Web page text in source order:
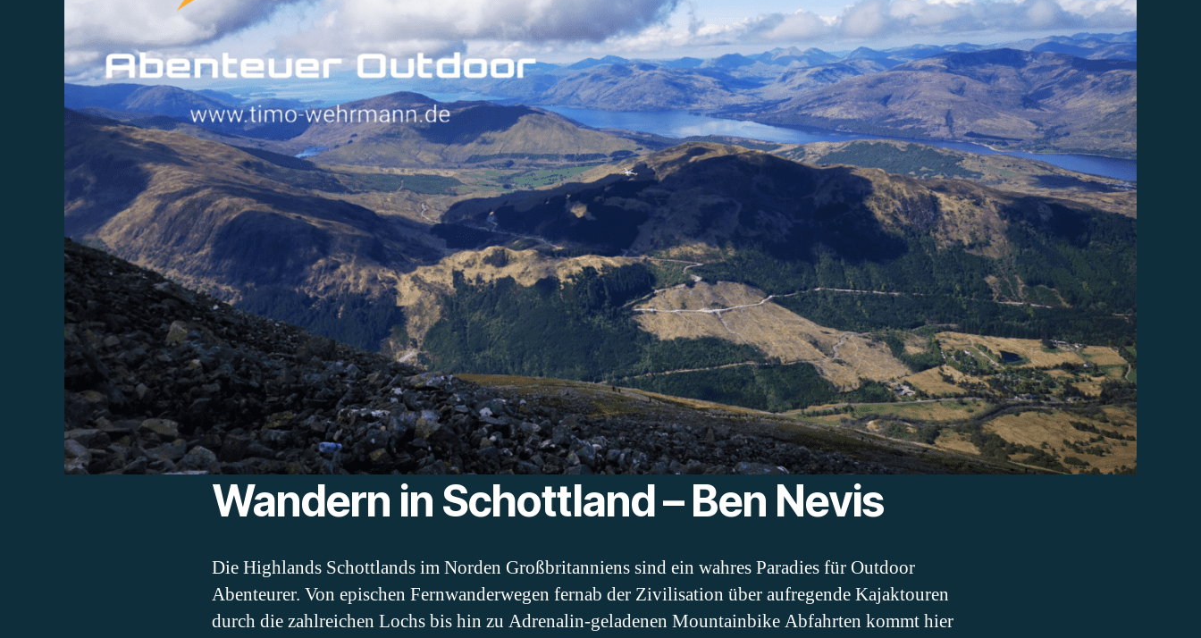
Wandern in Schottland – Ben Nevis
Die Highlands Schottlands im Norden Großbritanniens sind ein wahres Paradies für Outdoor
Abenteurer. Von epischen Fernwanderwegen fernab der Zivilisation über aufregende Kajaktouren
durch die zahlreichen Lochs bis hin zu Adrenalin-geladenen Mountainbike Abfahrten kommt hier